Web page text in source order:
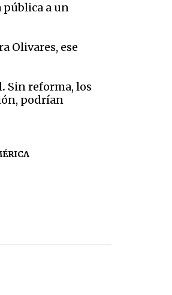
pública a un
Olivares, ese
Sin reforma, los
podrían